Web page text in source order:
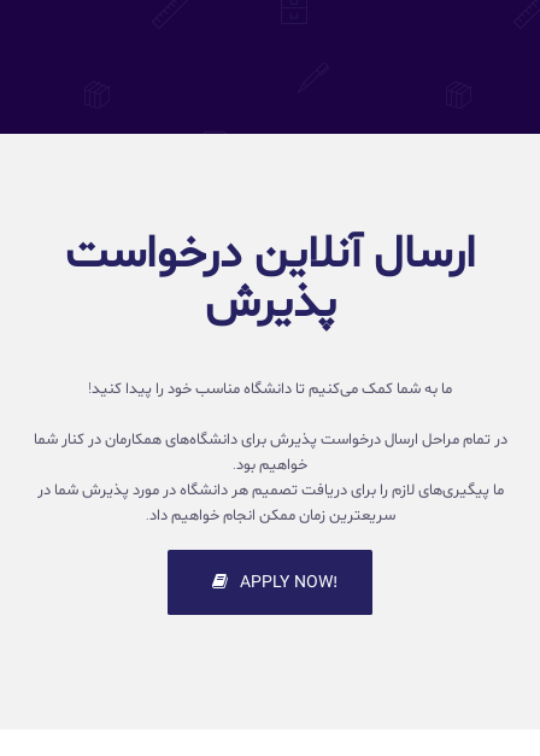
ارسال آنلاین درخواست
پذیرش
ما به شما کمک می‌کنیم تا دانشگاه مناسب خود را پیدا کنید!
در تمام مراحل ارسال درخواست پذیرش برای دانشگاه‌های همکارمان در کنار شما
خواهیم بود.
ما پیگیری‌های لازم را برای دریافت تصمیم هر دانشگاه در مورد پذیرش شما در
سریعترین زمان ممکن انجام خواهیم داد.
!APPLY NOW